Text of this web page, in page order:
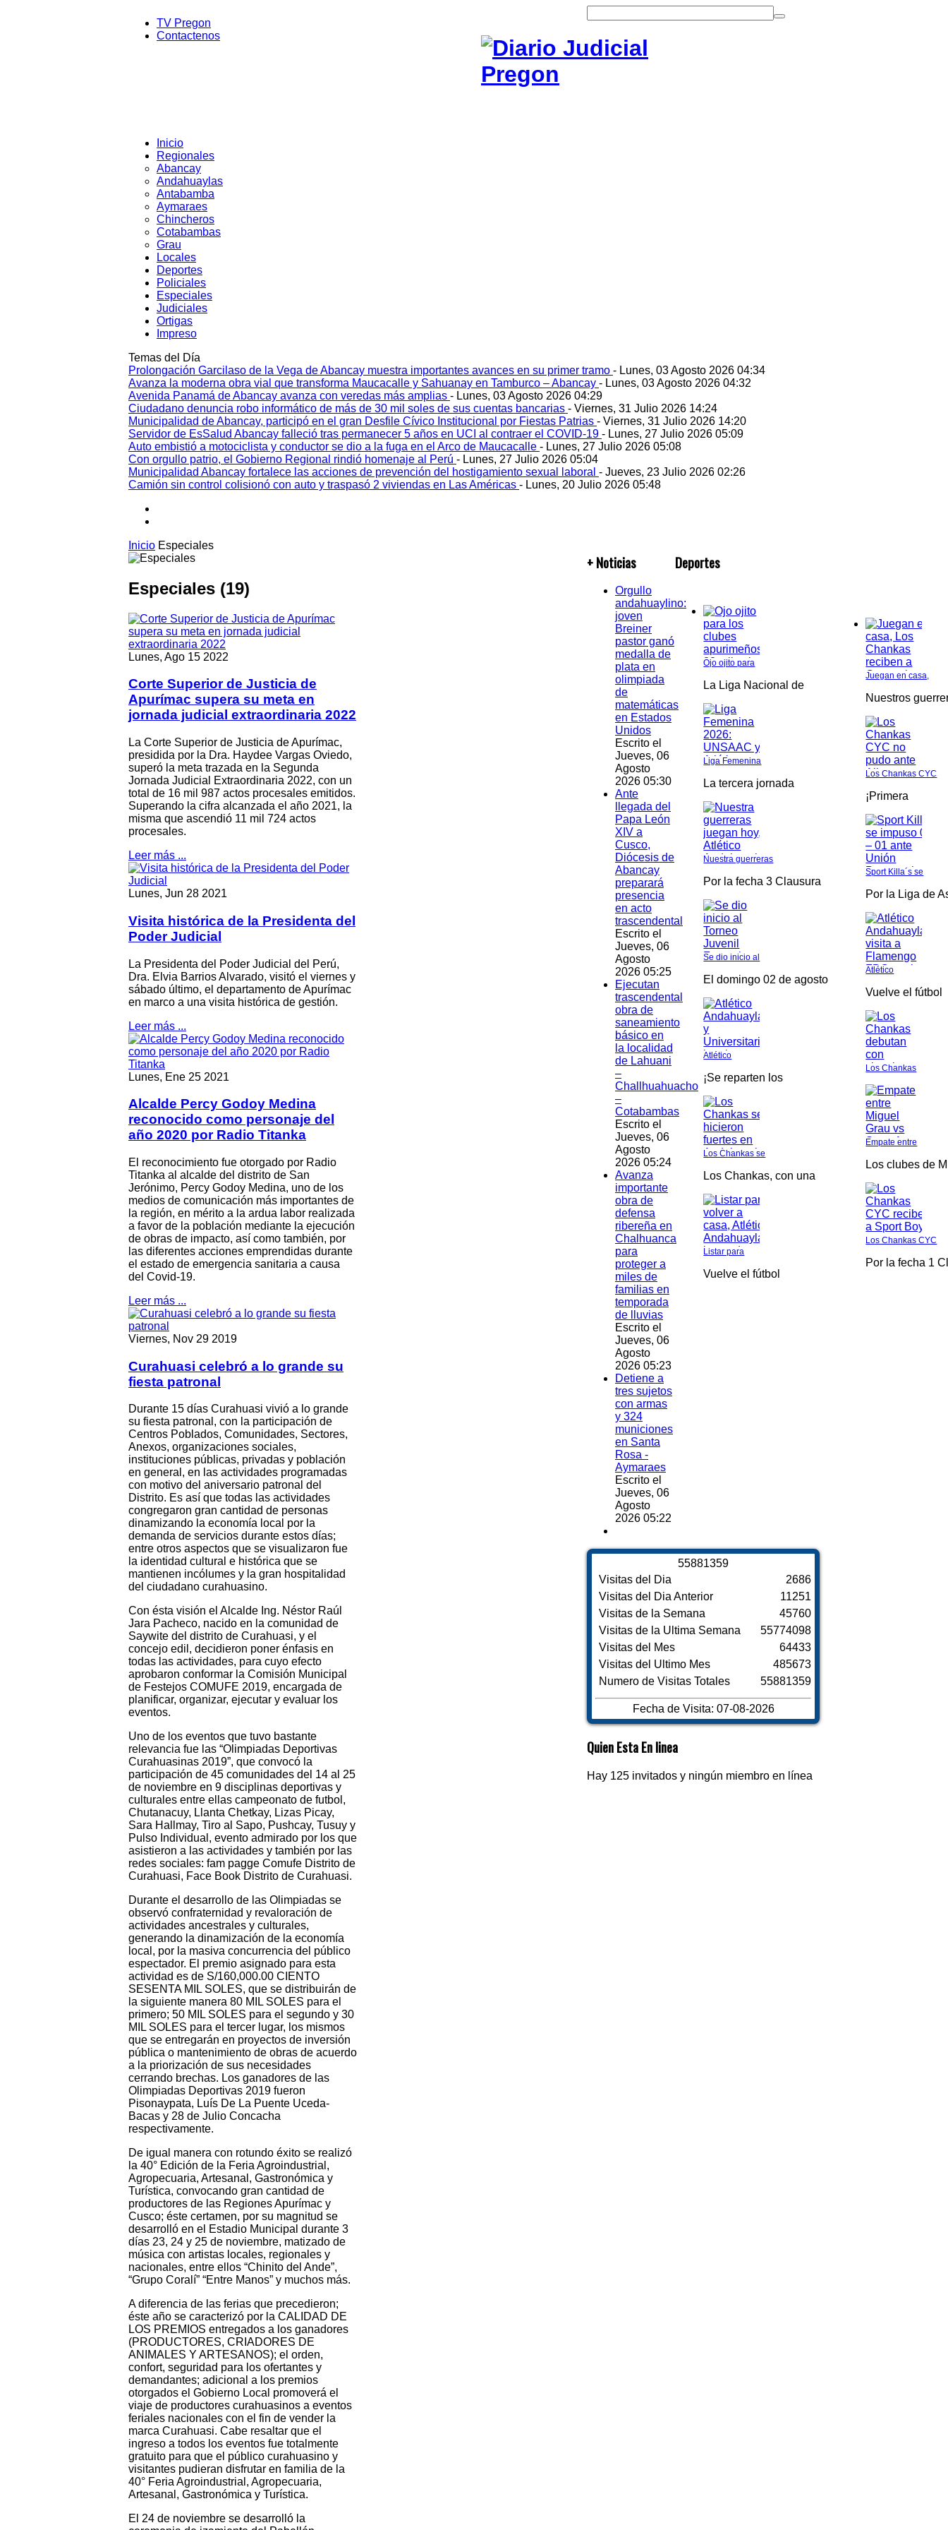
TV Pregon
Contactenos
Inicio
Regionales
Abancay
Andahuaylas
Antabamba
Aymaraes
Chincheros
Cotabambas
Grau
Locales
Deportes
Policiales
Especiales
Judiciales
Ortigas
Impreso
Temas del Día
Prolongación Garcilaso de la Vega de Abancay muestra importantes avances en su primer tramo - Lunes, 03 Agosto 2026 04:34
Avanza la moderna obra vial que transforma Maucacalle y Sahuanay en Tamburco – Abancay - Lunes, 03 Agosto 2026 04:32
Avenida Panamá de Abancay avanza con veredas más amplias - Lunes, 03 Agosto 2026 04:29
Ciudadano denuncia robo informático de más de 30 mil soles de sus cuentas bancarias - Viernes, 31 Julio 2026 14:24
Municipalidad de Abancay, participó en el gran Desfile Cívico Institucional por Fiestas Patrias - Viernes, 31 Julio 2026 14:20
Servidor de EsSalud Abancay falleció tras permanecer 5 años en UCI al contraer el COVID-19 - Lunes, 27 Julio 2026 05:09
Auto embistió a motociclista y conductor se dio a la fuga en el Arco de Maucacalle - Lunes, 27 Julio 2026 05:08
Con orgullo patrio, el Gobierno Regional rindió homenaje al Perú - Lunes, 27 Julio 2026 05:04
Municipalidad Abancay fortalece las acciones de prevención del hostigamiento sexual laboral - Jueves, 23 Julio 2026 02:26
Camión sin control colisionó con auto y traspasó 2 viviendas en Las Américas - Lunes, 20 Julio 2026 05:48
Inicio Especiales
Especiales (19)
Lunes, Ago 15 2022
Corte Superior de Justicia de
Apurímac supera su meta en
jornada judicial extraordinaria 2022
La Corte Superior de Justicia de Apurímac,
presidida por la Dra. Haydee Vargas Oviedo,
superó la meta trazada en la Segunda
Jornada Judicial Extraordinaria 2022, con un
total de 16 mil 987 actos procesales emitidos.
Superando la cifra alcanzada el año 2021, la
misma que ascendió 11 mil 724 actos
procesales.
Leer más ...
Lunes, Jun 28 2021
Visita histórica de la Presidenta del
Poder Judicial
La Presidenta del Poder Judicial del Perú,
Dra. Elvia Barrios Alvarado, visitó el viernes y
sábado último, el departamento de Apurímac
en marco a una visita histórica de gestión.
Leer más ...
Lunes, Ene 25 2021
Alcalde Percy Godoy Medina
reconocido como personaje del
año 2020 por Radio Titanka
El reconocimiento fue otorgado por Radio
Titanka al alcalde del distrito de San
Jerónimo, Percy Godoy Medina, uno de los
medios de comunicación más importantes de
la región, en mérito a la ardua labor realizada
a favor de la población mediante la ejecución
de obras de impacto, así como también, por
las diferentes acciones emprendidas durante
el estado de emergencia sanitaria a causa
del Covid-19.
Leer más ...
Viernes, Nov 29 2019
Curahuasi celebró a lo grande su
fiesta patronal
Durante 15 días Curahuasi vivió a lo grande
su fiesta patronal, con la participación de
Centros Poblados, Comunidades, Sectores,
Anexos, organizaciones sociales,
instituciones públicas, privadas y población
en general, en las actividades programadas
con motivo del aniversario patronal del
Distrito. Es así que todas las actividades
congregaron gran cantidad de personas
dinamizando la economía local por la
demanda de servicios durante estos días;
entre otros aspectos que se visualizaron fue
la identidad cultural e histórica que se
mantienen incólumes y la gran hospitalidad
del ciudadano curahuasino.
Con ésta visión el Alcalde Ing. Néstor Raúl
Jara Pacheco, nacido en la comunidad de
Saywite del distrito de Curahuasi, y el
concejo edil, decidieron poner énfasis en
todas las actividades, para cuyo efecto
aprobaron conformar la Comisión Municipal
de Festejos COMUFE 2019, encargada de
planificar, organizar, ejecutar y evaluar los
eventos.
Uno de los eventos que tuvo bastante
relevancia fue las “Olimpiadas Deportivas
Curahuasinas 2019”, que convocó la
participación de 45 comunidades del 14 al 25
de noviembre en 9 disciplinas deportivas y
culturales entre ellas campeonato de futbol,
Chutanacuy, Llanta Chetkay, Lizas Picay,
Sara Hallmay, Tiro al Sapo, Pushcay, Tusuy y
Pulso Individual, evento admirado por los que
asistieron a las actividades y también por las
redes sociales: fam pagge Comufe Distrito de
Curahuasi, Face Book Distrito de Curahuasi.
Durante el desarrollo de las Olimpiadas se
observó confraternidad y revaloración de
actividades ancestrales y culturales,
generando la dinamización de la economía
local, por la masiva concurrencia del público
espectador. El premio asignado para esta
actividad es de S/160,000.00 CIENTO
SESENTA MIL SOLES, que se distribuirán de
la siguiente manera 80 MIL SOLES para el
primero; 50 MIL SOLES para el segundo y 30
MIL SOLES para el tercer lugar, los mismos
que se entregarán en proyectos de inversión
pública o mantenimiento de obras de acuerdo
a la priorización de sus necesidades
cerrando brechas. Los ganadores de las
Olimpiadas Deportivas 2019 fueron
Pisonaypata, Luís De La Puente Uceda-
Bacas y 28 de Julio Concacha
respectivamente.
De igual manera con rotundo éxito se realizó
la 40° Edición de la Feria Agroindustrial,
Agropecuaria, Artesanal, Gastronómica y
Turística, convocando gran cantidad de
productores de las Regiones Apurímac y
Cusco; éste certamen, por su magnitud se
desarrolló en el Estadio Municipal durante 3
días 23, 24 y 25 de noviembre, matizado de
música con artistas locales, regionales y
nacionales, entre ellos “Chinito del Ande”,
“Grupo Coralí” “Entre Manos” y muchos más.
A diferencia de las ferias que precedieron;
éste año se caracterizó por la CALIDAD DE
LOS PREMIOS entregados a los ganadores
(PRODUCTORES, CRIADORES DE
ANIMALES Y ARTESANOS); el orden,
confort, seguridad para los ofertantes y
demandantes; adicional a los premios
otorgados el Gobierno Local promoverá el
viaje de productores curahuasinos a eventos
feriales nacionales con el fin de vender la
marca Curahuasi. Cabe resaltar que el
ingreso a todos los eventos fue totalmente
gratuito para que el público curahuasino y
visitantes pudieran disfrutar en familia de la
40° Feria Agroindustrial, Agropecuaria,
Artesanal, Gastronómica y Turística.
El 24 de noviembre se desarrolló la
+ Noticias
Orgullo
andahuaylino:
joven
Breiner
pastor ganó
medalla de
plata en
olimpiada
de
matemáticas
en Estados
Unidos
Escrito el
Jueves, 06
Agosto
2026 05:30
Ante
llegada del
Papa León
XIV a
Cusco,
Diócesis de
Abancay
preparará
presencia
en acto
trascendental
Escrito el
Jueves, 06
Agosto
2026 05:25
Ejecutan
trascendental
obra de
saneamiento
básico en
la localidad
de Lahuani
–
Challhuahuacho
–
Cotabambas
Escrito el
Jueves, 06
Agosto
2026 05:24
Avanza
importante
obra de
defensa
ribereña en
Chalhuanca
para
proteger a
miles de
familias en
temporada
de lluvias
Escrito el
Jueves, 06
Agosto
2026 05:23
Detiene a
tres sujetos
con armas
y 324
municiones
en Santa
Rosa -
Aymaraes
Escrito el
Jueves, 06
Agosto
2026 05:22
Deportes
Ojo ojito para
La Liga Nacional de
Liga Femenina
La tercera jornada
Nuestra guerreras
Por la fecha 3 Clausura
Se dio inicio al
El domingo 02 de agosto
Atlético
¡Se reparten los
Los Chankas se
Los Chankas, con una
Listar para
Vuelve el fútbol
Juegan en casa,
Nuestros
Los Chankas CYC
¡Primera
Sport Killa´s se
Por la Liga de
Atlético
Vuelve el fútbol
Los Chankas
Empate entre
Los clubes de
Los Chankas CYC
Por la fecha 1
55881359
Visitas del Dia
Visitas del Dia Anterior
Visitas de la Semana
Visitas de la Ultima Semana
Visitas del Mes
Visitas del Ultimo Mes
Numero de Visitas Totales
2686
11251
45760
55774098
64433
485673
55881359
Fecha de Visita: 07-08-2026
Quien Esta En linea
Hay 125 invitados y ningún miembro en línea